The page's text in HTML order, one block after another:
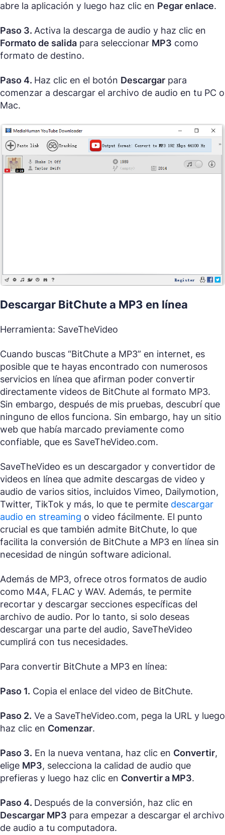
abre la aplicación y luego haz clic en Pegar enlace.
Paso 3. Activa la descarga de audio y haz clic en
Formato de salida para seleccionar MP3 como
formato de destino.
Paso 4. Haz clic en el botón Descargar para
comenzar a descargar el archivo de audio en tu PC o
Mac.
Descargar BitChute a MP3 en línea
Herramienta: SaveTheVideo
Cuando buscas “BitChute a MP3” en internet, es
posible que te hayas encontrado con numerosos
servicios en línea que afirman poder convertir
directamente videos de BitChute al formato MP3.
Sin embargo, después de mis pruebas, descubrí que
ninguno de ellos funciona. Sin embargo, hay un sitio
web que había marcado previamente como
confiable, que es SaveTheVideo.com.
SaveTheVideo es un descargador y convertidor de
videos en línea que admite descargas de video y
audio de varios sitios, incluidos Vimeo, Dailymotion,
Twitter, TikTok y más, lo que te permite descargar
audio en streaming o video fácilmente. El punto
crucial es que también admite BitChute, lo que
facilita la conversión de BitChute a MP3 en línea sin
necesidad de ningún software adicional.
Además de MP3, ofrece otros formatos de audio
como M4A, FLAC y WAV. Además, te permite
recortar y descargar secciones específicas del
archivo de audio. Por lo tanto, si solo deseas
descargar una parte del audio, SaveTheVideo
cumplirá con tus necesidades.
Para convertir BitChute a MP3 en línea:
Paso 1. Copia el enlace del video de BitChute.
Paso 2. Ve a SaveTheVideo.com, pega la URL y luego
haz clic en Comenzar.
Paso 3. En la nueva ventana, haz clic en Convertir,
elige MP3, selecciona la calidad de audio que
prefieras y luego haz clic en Convertir a MP3.
Paso 4. Después de la conversión, haz clic en
Descargar MP3 para empezar a descargar el archivo
de audio a tu computadora.